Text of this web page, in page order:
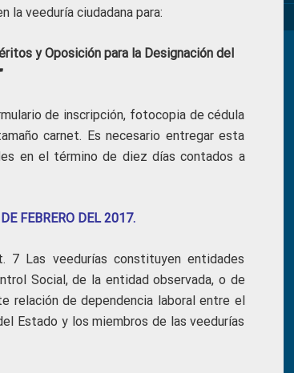
la veeduría ciudadana para:
y Oposición para la Designación del
de inscripción, fotocopia de cédula
carnet. Es necesario entregar esta
en el término de diez días contados a
FEBRERO DEL 2017.
7 Las veedurías constituyen entidades
Social, de la entidad observada, o de
relación de dependencia laboral entre el
Estado y los miembros de las veedurías